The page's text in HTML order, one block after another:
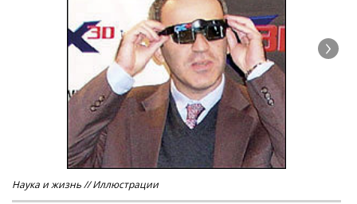
Наука и жизнь // Иллюстрации